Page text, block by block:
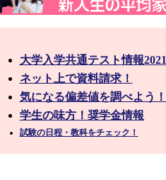
大学入学共通テスト情報2021
ネット上で資料請求！
気になる偏差値を調べよう！
学生の味方！奨学金情報
試験の日程・教科をチェック！